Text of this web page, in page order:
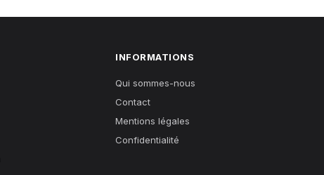
INFORMATIONS
Qui sommes-nous
Contact
Mentions légales
Confidentialité